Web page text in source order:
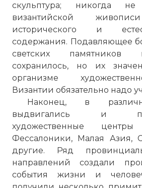
скульптура; никогда
византийской
исторического и
содержания. Подавляющее
светских памятников
сохранилось, но их
организме
Византии обязательно надо
Наконец, в
выдвигались и
художественные
Фессалоники, Малая Азия,
другие. Ряд
направлений создали
события жизни и